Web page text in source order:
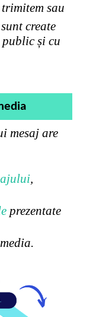
trimitem sau
create
public și cu
mesaj are
,
prezentate